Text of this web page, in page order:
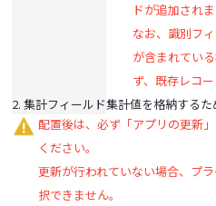
ドが追加されま
なお、識別フ
が含まれてい
ず、既存レコ
2. 集計フィールド集計値を格納するた
配置後は、必ず「アプリの更新
ください。
更新が行われていない場合、プ
択できません。